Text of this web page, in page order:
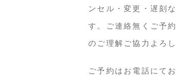
ンセル・変更・遅刻
す。ご連絡無くご予
のご理解ご協力よろ
ご予約はお電話にて